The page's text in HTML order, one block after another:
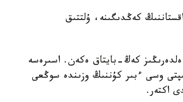
كەڭدىگىنە، ۇلتتىق
كەڭ-بايتاق ەكەن. اسىرەسە
وسى ءبىر كۇننىڭ وزىندە سوڭعى
اكتەر.